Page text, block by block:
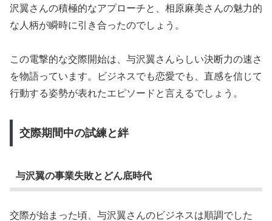
沢翼さんの積極的なアプローチと、相原麻美さんの魅力的
な人柄が瞬時に引き合ったのでしょう。
この電撃的な交際開始は、与沢翼さんらしい決断力の速さ
を物語っています。ビジネスでも恋愛でも、直感を信じて
行動する姿勢が表れたエピソードと言えるでしょう。
交際期間中の試練と絆
与沢翼の事業失敗とどん底時代
交際が始まった頃、与沢翼さんのビジネスは順調でした